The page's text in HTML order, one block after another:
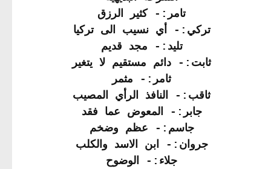
تامر:- كثير الرزق
تركي:- أي نسيب الى تركيا
تليد:- مجد قديم
ثابت:- دائم مستقيم لا يتغير
ثامر:- مثمر
ثاقب:- النافذ الرأي المصيب
جابر:- المعوض عما فقد
جاسم:- عظم وضخم
جروان:- ابن الاسد والكلب
جلاء:- الوضوح